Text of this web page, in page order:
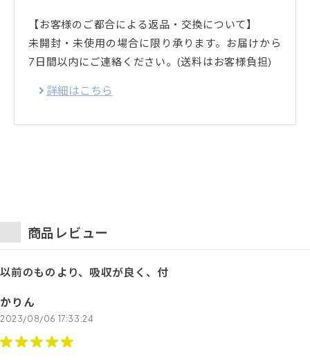
【お客様のご都合による返品・交換について】
未開封・未使用の場合に限り承ります。お届けから
7日間以内にご連絡ください。(送料はお客様負担)
詳細はこちら
商品レビュー
以前のものより、吸収が良く、付
かりん
2023/08/06 17:33:24